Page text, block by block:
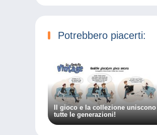
Potrebbero piacerti:
Il gioco e la collezione uniscono
tutte le generazioni!